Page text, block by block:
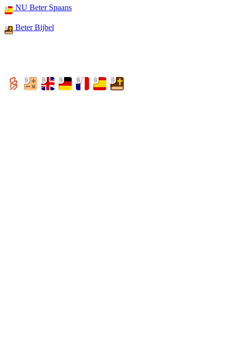
NU Beter Spaans
Beter Bijbel